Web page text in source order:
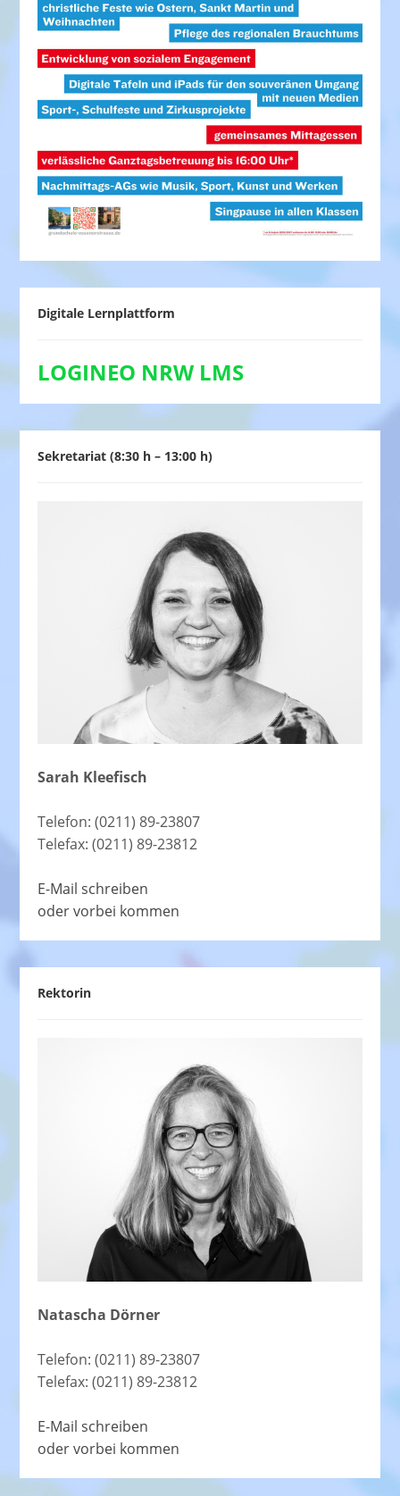
Digitale Lernplattform
LOGINEO NRW LMS
Sekretariat (8:30 h – 13:00 h)
Sarah Kleefisch
Telefon: (0211) 89-23807
Telefax: (0211) 89-23812
E-Mail schreiben
oder vorbei kommen
Rektorin
Natascha Dörner
Telefon: (0211) 89-23807
Telefax: (0211) 89-23812
E-Mail schreiben
oder vorbei kommen